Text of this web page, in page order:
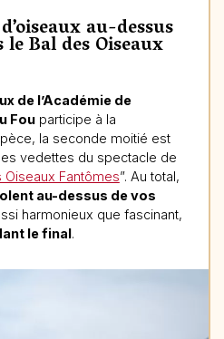
au-dessus
Bal des Oiseaux
de l’Académie de
Fouparticipe à la
la seconde moitié est
vedettes du spectacle de
Oiseaux Fantômes”. Au total,
au-dessus de vos
harmonieux que fascinant,
le final.